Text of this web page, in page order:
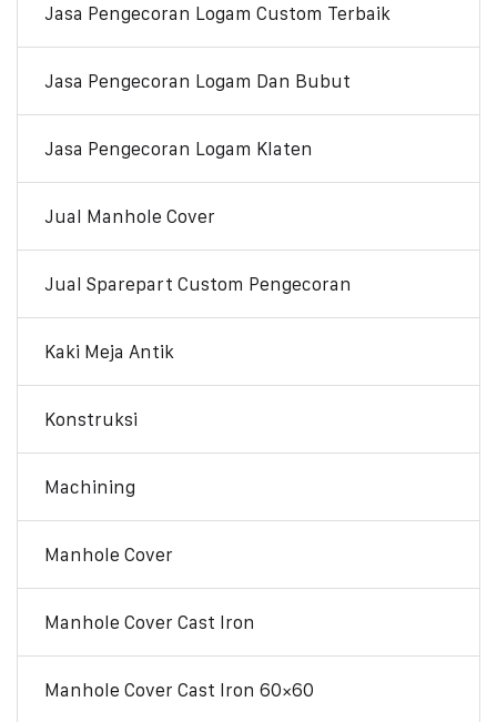
Jasa Pengecoran Logam Custom Terbaik
Jasa Pengecoran Logam Dan Bubut
Jasa Pengecoran Logam Klaten
Jual Manhole Cover
Jual Sparepart Custom Pengecoran
Kaki Meja Antik
Konstruksi
Machining
Manhole Cover
Manhole Cover Cast Iron
Manhole Cover Cast Iron 60×60